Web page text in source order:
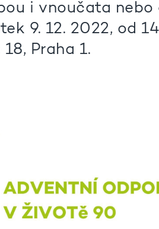
i vnoučata nebo
9. 12. 2022, od
Praha 1.